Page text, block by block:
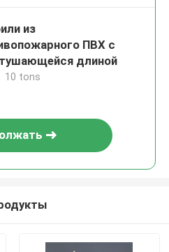
из
ПВХ с
длиной
10 tons